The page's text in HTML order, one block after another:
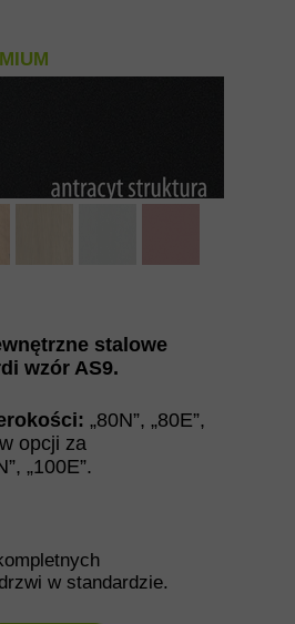
w standardzie.
stalowe
wzór AS9.
„80N”, „80E”,
w opcji za
„100E”.